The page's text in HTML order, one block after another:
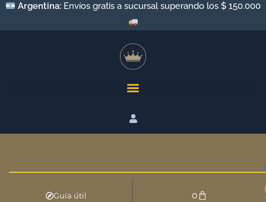
Argentina: Envíos gratis a sucursal superando los $ 150.000
Guía útil 0